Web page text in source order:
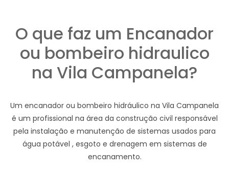
O que faz um Encanador
ou bombeiro hidraulico
na Vila Campanela?
Um encanador ou bombeiro hidráulico na Vila Campanela
é um profissional na área da construção civil responsável
pela instalação e manutenção de sistemas usados para
água potável , esgoto e drenagem em sistemas de
encanamento.